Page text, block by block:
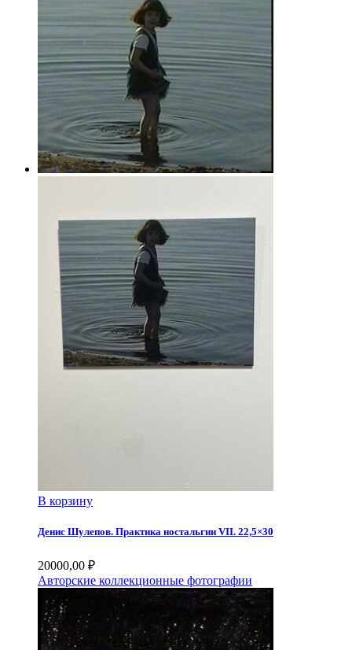
В корзину
Денис Шулепов. Практика ностальгии VII. 22,5×30
20000,00 ₽
Авторские коллекционные фотографии